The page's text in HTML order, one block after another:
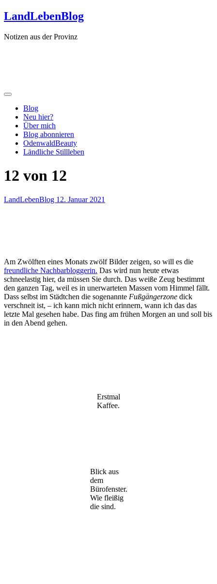
Zum
Inhalt
LandLebenBlog
Notizen aus der Provinz
Blog
Neu hier?
Über mich
Blog abonnieren
OdenwaldBeauty
Ländliche Stillleben
12 von 12
LandLebenBlog 12. Januar 2021
Am Zwölften eines Monats zwölf Bilder zeigen, so will es die
freundliche Nachbarbloggerin. Das wird nun heute etwas
schneelastig hier, da müssen Sie durch. Das weiße Zeug bestimmt
den ganzen Tag, weil es in unerwarteten Massen vom Himmel fällt.
Dass selbst im Städtchen die sogenannte Fußgängerzone dick
verschneit ist, – ich kann mich nicht erinnern, wann ich das das
letzte Mal gesehen habe. Das fing am frühen Morgen an und soll bis
in den Abend gehen.
Erstmal
Kaffee.
Blick aus
dem
Bürofenster.
Wie fleißig
die sind.